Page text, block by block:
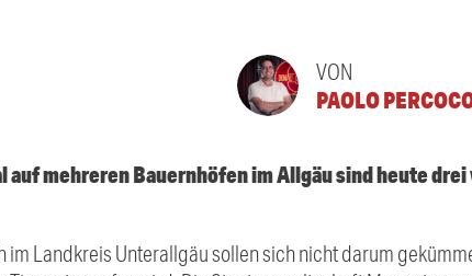
VON
PAOLO
auf mehreren Bauernhöfen im Allgäu sind heute
im Landkreis Unterallgäu sollen sich nicht darum